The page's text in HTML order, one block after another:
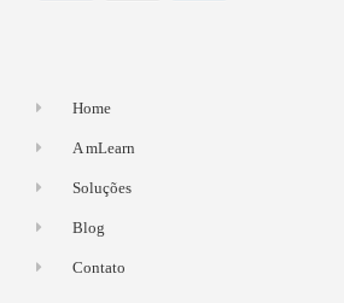
Home
A mLearn
Soluções
Blog
Contato